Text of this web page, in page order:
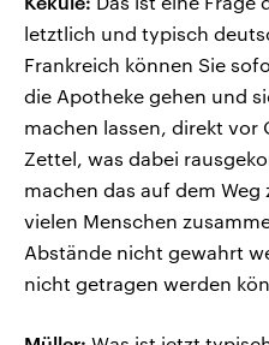
letztlich und typisch
Frankreich können Sie
die Apotheke gehen und
machen lassen, direkt vor
Zettel, was dabei
machen das auf dem
vielen Menschen
Abstände nicht gewahrt
nicht getragen werden